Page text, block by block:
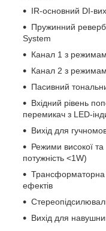
IR-основний DI-
Пружинний
System
Канал 1 з
Канал 2 з
Пасивний
Вхідний рівень
перемикач з LED-
Вихід для
Режими високої та
потужність <1W)
Трансформаторна
ефектів
Вихід для